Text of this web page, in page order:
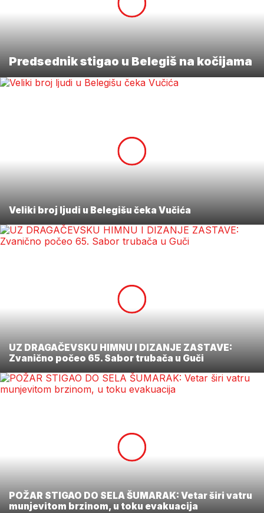
Predsednik stigao u Belegiš na kočijama
Veliki broj ljudi u Belegišu čeka Vučića
UZ DRAGAČEVSKU HIMNU I DIZANJE ZASTAVE:
Zvanično počeo 65. Sabor trubača u Guči
POŽAR STIGAO DO SELA ŠUMARAK: Vetar širi vatru
munjevitom brzinom, u toku evakuacija